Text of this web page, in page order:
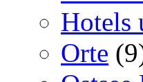
Hotels
Orte